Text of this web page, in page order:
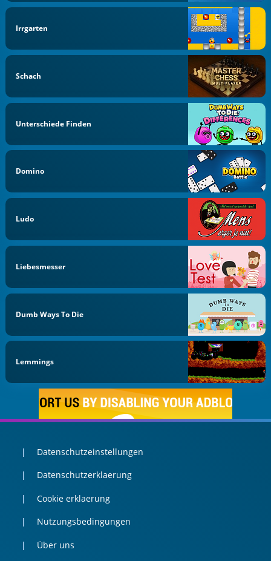
Irrgarten
Schach
Unterschiede Finden
Domino
Ludo
Liebesmesser
Dumb Ways To Die
Lemmings
Datenschutzeinstellungen
Datenschutzerklaerung
Cookie erklaerung
Nutzungsbedingungen
Über uns